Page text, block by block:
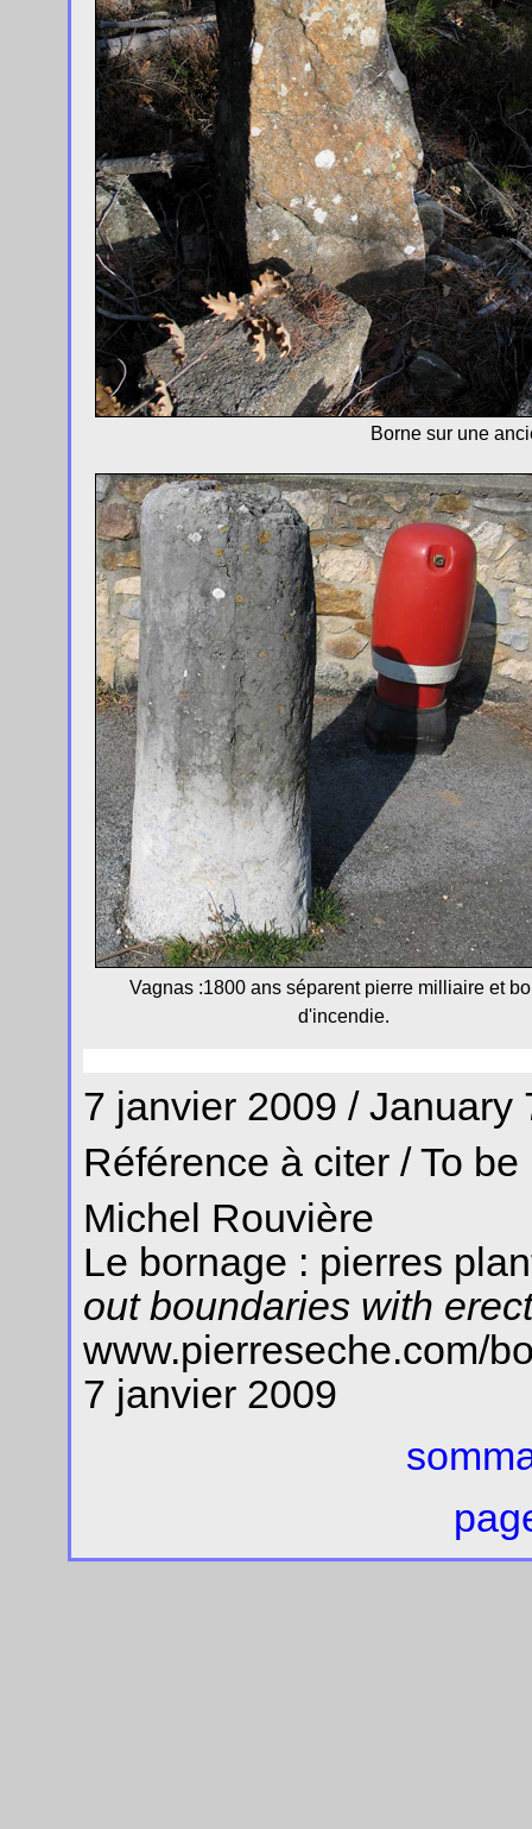
Borne sur une
Vagnas :1800 ans séparent pierre milliaire et
d'incendie.
7 janvier 2009 / January
Référence à citer / To
Michel Rouvière
Le bornage : pierres
out boundaries with
www.pierreseche.com/
7 janvier 2009